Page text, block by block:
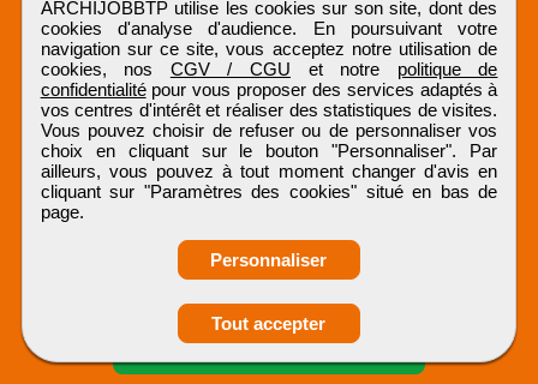
Obtenir ses
coordonnées
ARCHIJOBBTP utilise les cookies sur son site, dont des
cookies d'analyse d'audience. En poursuivant votre
navigation sur ce site, vous acceptez notre utilisation de
cookies, nos CGV / CGU et notre politique de
confidentialitépour vous proposer des services adaptés à
vos centres d'intérêt et réaliser des statistiques de visites.
Vous pouvez choisir de refuser ou de personnaliser vos
choix en cliquant sur le bouton "Personnaliser". Par
ailleurs, vous pouvez à tout moment changer d'avis en
cliquant sur "Paramètres des cookies" situé en bas de
page.
Personnaliser
Tout accepter
ARCHIJOBBTP
Tous droits réservés © 1999 - 2026